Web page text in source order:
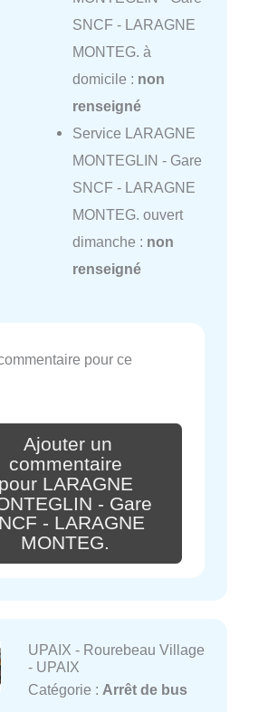
SNCF - LARAGNE
MONTEG. à
domicile : non
renseigné
Service LARAGNE
MONTEGLIN - Gare
SNCF - LARAGNE
MONTEG. ouvert
dimanche : non
renseigné
pour ce
Ajouter un
commentaire
pour LARAGNE
- Gare
- LARAGNE
MONTEG.
UPAIX - Rourebeau Village
- UPAIX
Catégorie : Arrêt de bus